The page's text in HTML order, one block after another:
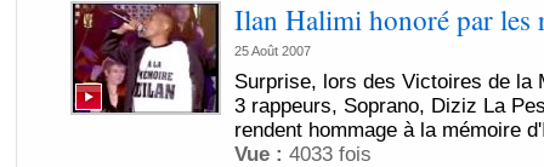
Ilan Halimi honoré par les
25 Août 2007
Surprise, lors des Victoires de la
3 rappeurs, Soprano, Diziz La
rendent hommage à la mémoire
Vue : 4033 fois